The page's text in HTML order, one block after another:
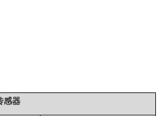
感器